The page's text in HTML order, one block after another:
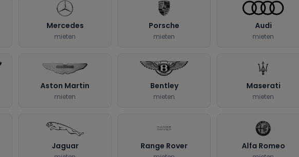
Mercedes
mieten
Porsche
mieten
Audi
mieten
Aston Martin
mieten
Bentley
mieten
Maserati
mieten
Jaguar Range Rover Alfa Romeo